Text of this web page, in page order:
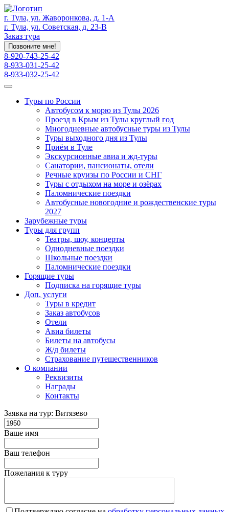
г. Тула, ул. Жаворонкова, д. 1-А
г. Тула, ул. Советская, д. 23-В
Заказ тура
Позвоните мне!
8-920-743-25-42
8-933-031-25-42
8-933-032-25-42
Туры по России
Автобусом к морю из Тулы 2026
Проезд в Крым из Тулы круглый год
Многодневные автобусные туры из Тулы
Туры выходного дня из Тулы
Приём в Туле
Экскурсионные авиа и жд-туры
Санатории, пансионаты, отели
Речные круизы по России и СНГ
Туры с отдыхом на море и озёрах
Паломнические поездки
Автобусные новогодние и рождественские туры
2027
Зарубежные туры
Туры для групп
Театры, шоу, концерты
Однодневные поездки
Школьные поездки
Паломнические поездки
Горящие туры
Подписка на горящие туры
Доп. услуги
Туры в кредит
Заказ автобусов
Отели
Авиа билеты
Билеты на автобусы
Ж/д билеты
Страхование путешественников
О компании
Реквизиты
Награды
Контакты
Заявка на тур: Витязево
Ваше имя
Ваш телефон
Пожелания к туру